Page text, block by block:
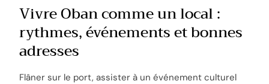
Vivre Oban comme un local :
rythmes, événements et bonnes
adresses
Flâner sur le port, assister à un événement culturel